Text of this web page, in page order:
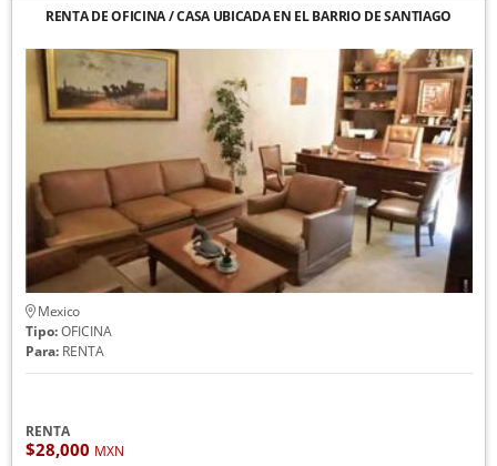
RENTA DE OFICINA / CASA UBICADA EN EL BARRIO DE SANTIAGO
Mexico
Tipo:OFICINA
Para:RENTA
RENTA
$28,000 MXN